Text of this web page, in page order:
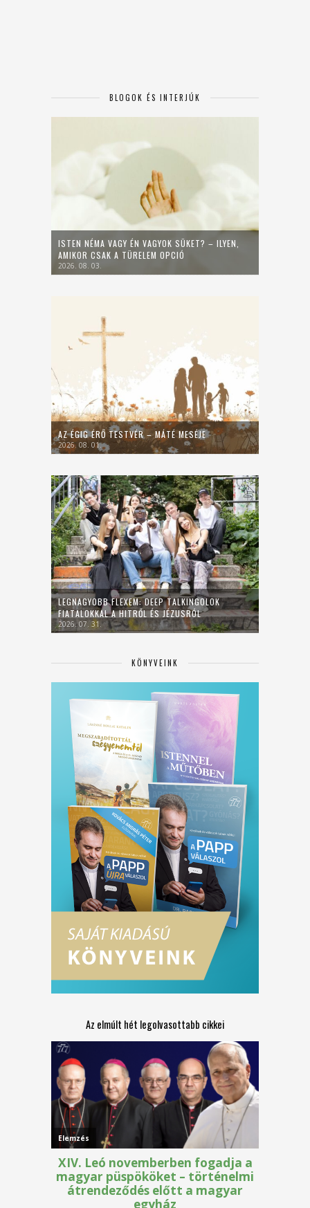
BLOGOK ÉS INTERJÚK
ISTEN NÉMA VAGY ÉN VAGYOK SÜKET? – ILYEN,
AMIKOR CSAK A TÜRELEM OPCIÓ
2026. 08. 03.
AZ ÉGIG ÉRŐ TESTVÉR – MÁTÉ MESÉJE
2026. 08. 01.
LEGNAGYOBB FLEXEM: DEEP TALKINGOLOK
FIATALOKKAL A HITRŐL ÉS JÉZUSRÓL
2026. 07. 31.
KÖNYVEINK
Az elmúlt hét legolvasottabb cikkei